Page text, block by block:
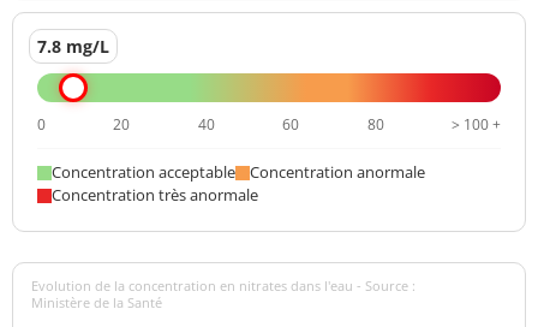
7.8 mg/L
0 20 40 60 80 > 100 +
Concentration acceptable
Concentration anormale
Concentration très anormale
Evolution de la concentration en nitrates dans l'eau - Source :
Ministère de la Santé